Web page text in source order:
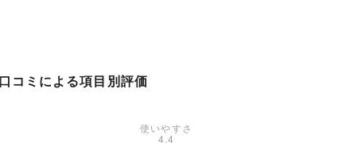
口コミによる項目別評価